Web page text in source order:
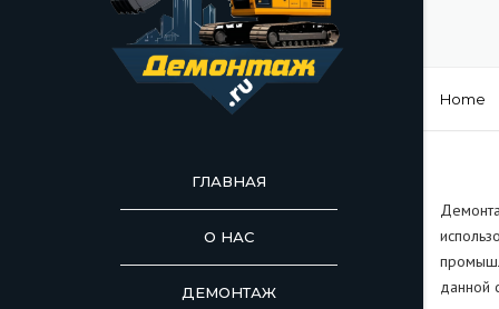
ГЛАВНАЯ
О НАС
ДЕМОНТАЖ ДЕМОНТАЖ
Home
данной